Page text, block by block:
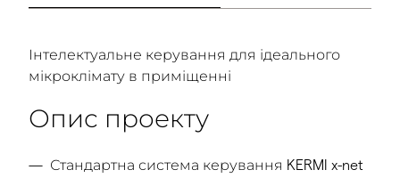
Інтелектуальне керування для ідеального
мікроклімату в приміщенні
Опис проекту
Стандартна система керування KERMI x-net